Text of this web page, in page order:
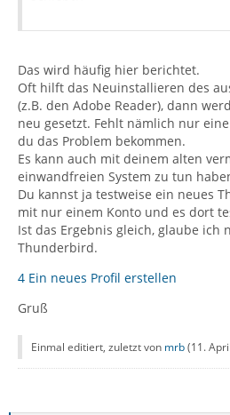
Das wird häufig hier berichtet.
Oft hilft das Neuinstallieren des
(z.B. den Adobe Reader), dann
neu gesetzt. Fehlt nämlich nur
du das Problem bekommen.
Es kann auch mit deinem alten
einwandfreien System zu tun
Du kannst ja testweise ein neues
mit nur einem Konto und es dort
Ist das Ergebnis gleich, glaube ich
Thunderbird.
4 Ein neues Profil erstellen
Gruß
Einmal editiert, zuletzt von mrb(11.